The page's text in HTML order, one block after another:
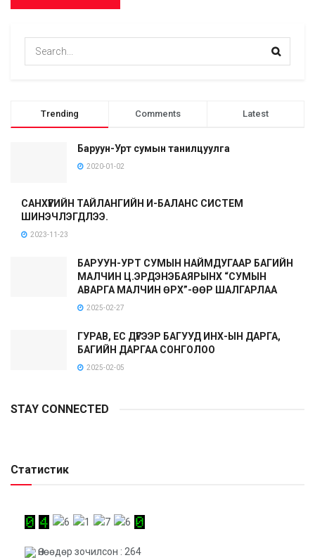
Trending Comments Latest
Баруун-Урт сумын танилцуулга
2020-01-02
САНХҮҮГИЙН ТАЙЛАНГИЙН И-БАЛАНС СИСТЕМ
ШИНЭЧЛЭГДЛЭЭ.
2023-11-23
БАРУУН-УРТ СУМЫН НАЙМДУГААР БАГИЙН
МАЛЧИН Ц.ЭРДЭНЭБАЯРЫНХ “СУМЫН
АВАРГА МАЛЧИН ӨРХ”-ӨӨР ШАЛГАРЛАА
2025-02-27
ГУРАВ, ЕС ДҮГЭЭР БАГУУД ИНХ-ЫН ДАРГА,
БАГИЙН ДАРГАА СОНГОЛОО
2025-02-05
STAY CONNECTED
Статистик
Өнөөдөр зочилсон : 264